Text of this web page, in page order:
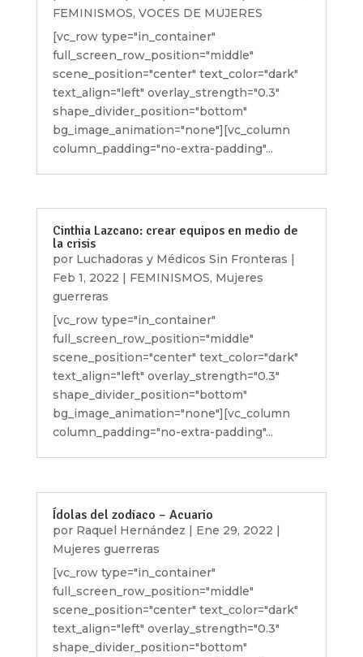
FEMINISMOS, VOCES DE MUJERES
[vc_row type="in_container"
full_screen_row_position="middle"
scene_position="center" text_color="dark"
text_align="left" overlay_strength="0.3"
shape_divider_position="bottom"
bg_image_animation="none"][vc_column
column_padding="no-extra-padding"...
Cinthia Lazcano: crear equipos en medio de
la crisis
por Luchadoras y Médicos Sin Fronteras
Feb 1, 2022
FEMINISMOS, Mujeres
guerreras
[vc_row type="in_container"
full_screen_row_position="middle"
scene_position="center" text_color="dark"
text_align="left" overlay_strength="0.3"
shape_divider_position="bottom"
bg_image_animation="none"][vc_column
column_padding="no-extra-padding"...
Ídolas del zodiaco – Acuario
por Raquel Hernández | Ene 29, 2022 |
Mujeres guerreras
[vc_row type="in_container"
full_screen_row_position="middle"
scene_position="center" text_color="dark"
text_align="left" overlay_strength="0.3"
shape_divider_position="bottom"